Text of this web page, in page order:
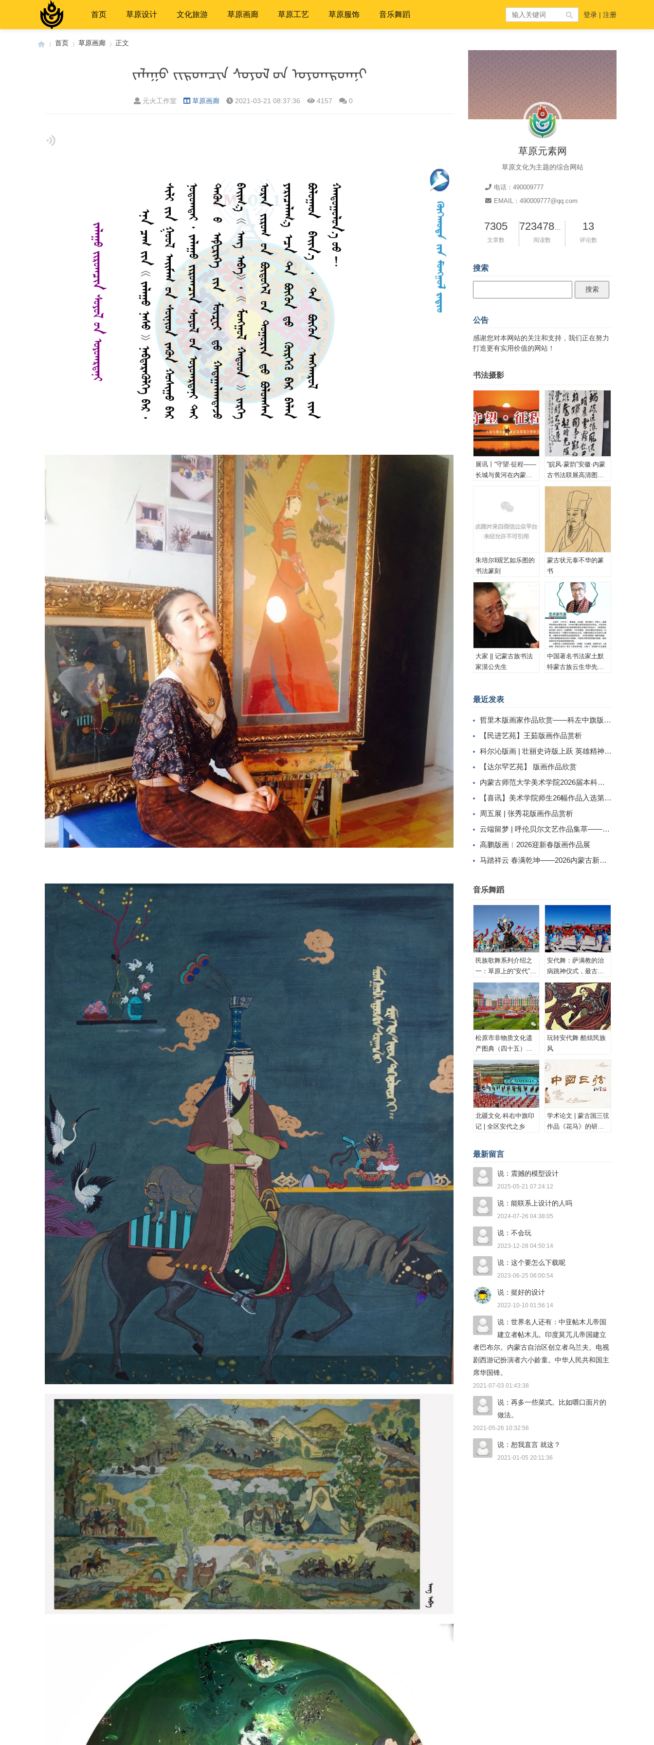
首页 草原设计 文化旅游 草原画廊 草原工艺 草原服饰 音乐舞蹈 登录 | 注册
首页 草原画廊 正文
ᠵᠠᠯᠠᠭᠤ ᠵᠢᠷᠤᠭᠴᠢᠨ ᠰᠤᠶᠤᠯ ‍ᠳ ᠣᠶᠣᠡᠡᠷᠳᠡᠨᠢ
元火工作室 草原画廊 2021-03-21 08:37:36 4157 0
草原元素网
草原文化为主题的综合网站
电话：490009777
EMAIL：490009777@qq.com
7305
文章数 阅读数
13
评论数
搜索
公告
感谢您对本网站的关注和支持，我们正在努力
打造更有实用价值的网站！
书法摄影
展讯丨“守望·征程——
长城与黄河在内蒙古
“皖风·蒙韵”安徽·内蒙
古书法联展高清图
（一、特邀作品）
朱培尔‖观艺如乐图的
书法篆刻
蒙古状元泰不华的篆
书
大家 || 记蒙古族书法
家漠公先生
中国著名书法家土默
特蒙古族云生华先生
最近发表
哲里木版画家作品欣赏——科左中旗版画家李忠斌作品赏析
【民进艺苑】王茹版画作品赏析
科尔沁版画 | 壮丽史诗版上跃 英雄精神画中传
【达尔罕艺苑】 版画作品欣赏
内蒙古师范大学美术学院2026届本科生毕业作品展美术学专业（版画方向）
【喜讯】美术学院师生26幅作品入选第二届内蒙古自治区小版画暨藏书票展
周五展 | 张秀花版画作品赏析
云端留梦 | 呼伦贝尔文艺作品集萃——姜识民版画选登
高鹏版画︱2026迎新春版画作品展
马踏祥云 春满乾坤——2026内蒙古新春民间工艺美术线上展（三）
音乐舞蹈
民族歌舞系列介绍之
一：草原上的“安代”和
安代舞
安代舞：萨满教的治
病跳神仪式，最古老
的心理治疗！
松原市非物质文化遗
产图典（四十五）蒙
古族安代舞
玩转安代舞 酷炫民族
风
北疆文化·科右中旗印
记 | 全区安代之乡
学术论文 | 蒙古国三弦
作品《花马》的研究
最新留言
说：震撼的模型设计
2025-05-21 07:24:12
说：能联系上设计的人吗
2024-07-26 04:38:05
说：不会玩
2023-12-28 04:50:14
说：这个要怎么下载呢
2023-06-25 06:00:54
说：挺好的设计
2022-10-10 01:56:14
说：世界名人还有：中亚帖木儿帝国
建立者帖木儿。印度莫兀儿帝国建立
者巴布尔。内蒙古自治区创立者乌兰夫。电视
剧西游记扮演者六小龄童。中华人民共和国主
席华国锋。
2021-07-03 01:43:38
说：再多一些菜式。比如嚼口面片的
做法。
2021-05-26 10:32:56
说：恕我直言 就这？
2021-01-05 20:11:36